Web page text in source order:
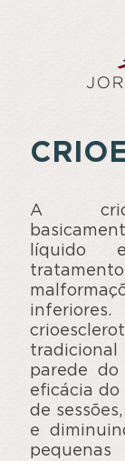
A
líquido
parede
eficácia
de
e